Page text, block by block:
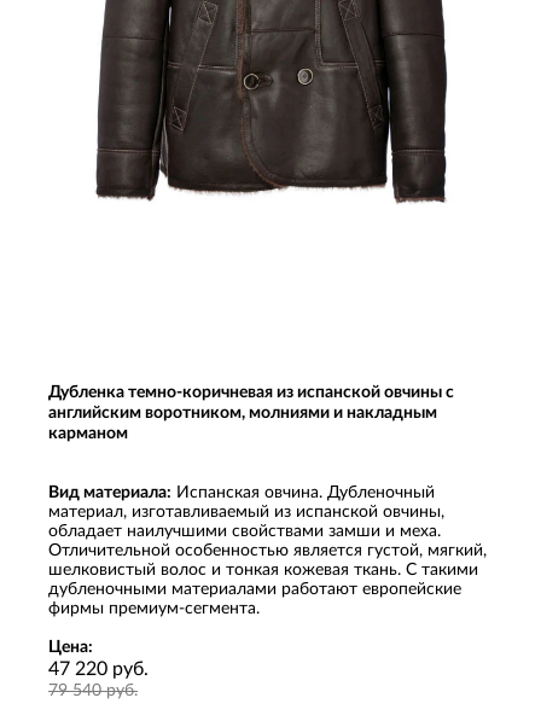
Дубленка темно-коричневая из испанской овчины с
английским воротником, молниями и накладным
карманом
Вид материала: Испанская овчина. Дубленочный
материал, изготавливаемый из испанской овчины,
обладает наилучшими свойствами замши и меха.
Отличительной особенностью является густой, мягкий,
шелковистый волос и тонкая кожевая ткань. С такими
дубленочными материалами работают европейские
фирмы премиум-сегмента.
Цена:
47 220 руб.
79 540 руб.